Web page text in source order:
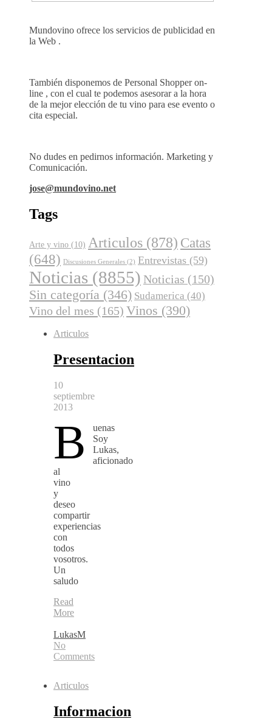
Mundovino ofrece los servicios de publicidad en
la Web .
También disponemos de Personal Shopper on-
line , con el cual te podemos asesorar a la hora
de la mejor elección de tu vino para ese evento o
cita especial.
No dudes en pedirnos información. Marketing y
Comunicación.
jose@mundovino.net
Tags
Arte y vino (10) Articulos (878) Catas
(648) Discusiones Generales (2) Entrevistas (59)
Noticias (8855) Noticias (150)
Sin categoría (346) Sudamerica (40)
Vino del mes (165) Vinos (390)
Articulos
Presentacion
10
septiembre
2013
B
uenas
Soy
Lukas,
aficionado
al
vino
y
deseo
compartir
experiencias
con
todos
vosotros.
Un
saludo
Read
More
LukasM
No
Comments
Articulos
Informacion